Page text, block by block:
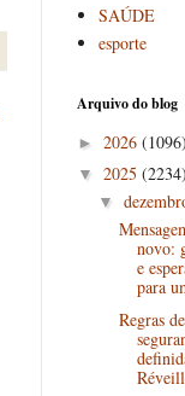
SAÚDE
esporte
Arquivo do blog
► 2026 (1096)
▼ 2025 (2234)
▼
novo:
e
para
Regras de